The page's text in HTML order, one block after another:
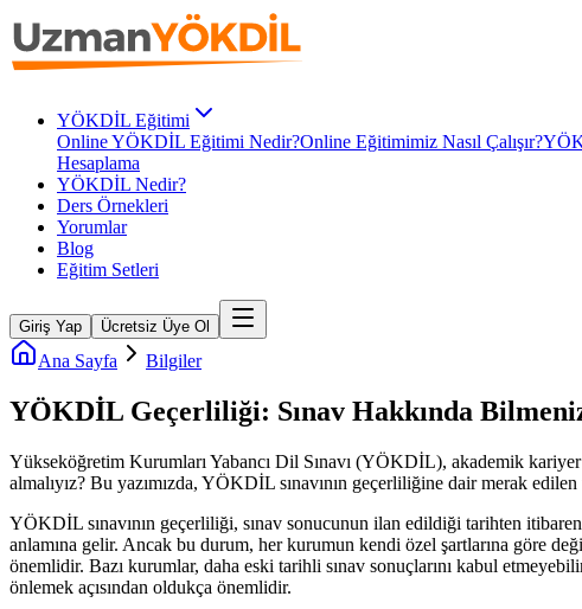
YÖKDİL Eğitimi
Online YÖKDİL Eğitimi Nedir?Online Eğitimimiz Nasıl Çalışır?
Hesaplama
YÖKDİL Nedir?
Ders Örnekleri
Yorumlar
Blog
Eğitim Setleri
Giriş Yap Ücretsiz Üye Ol
Ana Sayfa Bilgiler
YÖKDİL Geçerliliği: Sınav Hakkında
Yükseköğretim Kurumları Yabancı Dil Sınavı (YÖKDİL), akademik
almalıyız? Bu yazımızda, YÖKDİL sınavının geçerliliğine dair merak edilen
YÖKDİL sınavının geçerliliği, sınav sonucunun ilan edildiği tarihten
anlamına gelir. Ancak bu durum, her kurumun kendi özel şartlarına göre
önemlidir. Bazı kurumlar, daha eski tarihli sınav sonuçlarını kabul
önlemek açısından oldukça önemlidir.